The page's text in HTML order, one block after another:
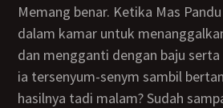
Memang benar. Ketika Mas Pandu sudah berada di
dalam kamar untuk
dan mengganti dengan baju serta
ia tersenyum-senym sambil
hasilnya tadi malam? Sudah